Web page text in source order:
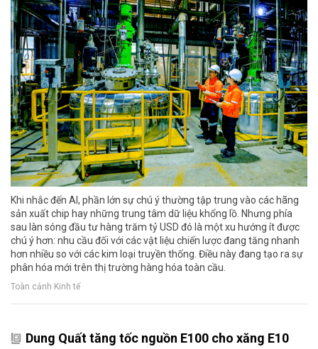
Khi nhắc đến AI, phần lớn sự chú ý thường tập trung vào các hãng
sản xuất chip hay những trung tâm dữ liệu khổng lồ. Nhưng phía
sau làn sóng đầu tư hàng trăm tỷ USD đó là một xu hướng ít được
chú ý hơn: nhu cầu đối với các vật liệu chiến lược đang tăng nhanh
hơn nhiều so với các kim loại truyền thống. Điều này đang tạo ra sự
phân hóa mới trên thị trường hàng hóa toàn cầu.
Toàn cảnh Kinh tế
Dung Quất tăng tốc nguồn E100 cho xăng E10